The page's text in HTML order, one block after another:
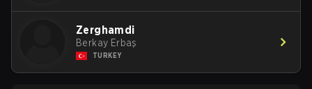
Zerghamdi
Berkay Erbaş
TURKEY